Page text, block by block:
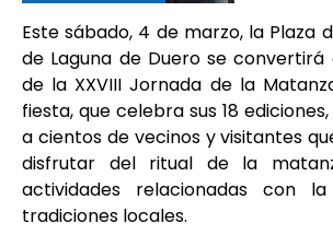
Este sábado, 4 de marzo, la Plaza
de Laguna de Duero se
de la XXVIII Jornada de la
fiesta, que celebra sus 18
a cientos de vecinos y visitantes
disfrutar del ritual de la
actividades relacionadas con
tradiciones locales.